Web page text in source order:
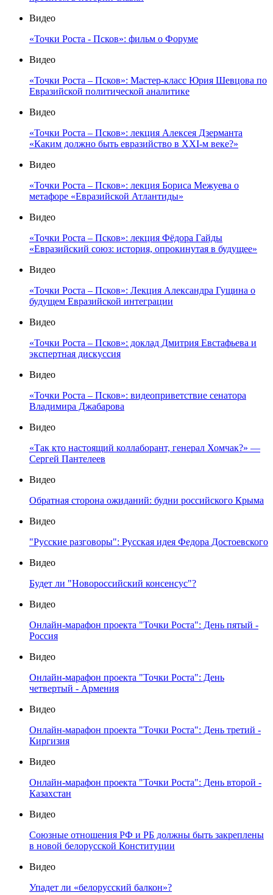
Видео
«Точки Роста - Псков»: фильм о Форуме
Видео
«Точки Роста – Псков»: Мастер-класс Юрия Шевцова по
Евразийской политической аналитике
Видео
«Точки Роста – Псков»: лекция Алексея Дзерманта
«Каким должно быть евразийство в XXI-м веке?»
Видео
«Точки Роста – Псков»: лекция Бориса Межуева о
метафоре «Евразийской Атлантиды»
Видео
«Точки Роста – Псков»: лекция Фёдора Гайды
«Евразийский союз: история, опрокинутая в будущее»
Видео
«Точки Роста – Псков»: Лекция Александра Гущина о
будущем Евразийской интеграции
Видео
«Точки Роста – Псков»: доклад Дмитрия Евстафьева и
экспертная дискуссия
Видео
«Точки Роста – Псков»: видеоприветствие сенатора
Владимира Джабарова
Видео
«Так кто настоящий коллаборант, генерал Хомчак?» —
Сергей Пантелеев
Видео
Обратная сторона ожиданий: будни российского Крыма
Видео
"Русские разговоры": Русская идея Федора Достоевского
Видео
Будет ли "Новороссийский консенсус"?
Видео
Онлайн-марафон проекта "Точки Роста": День пятый -
Россия
Видео
Онлайн-марафон проекта "Точки Роста": День
четвертый - Армения
Видео
Онлайн-марафон проекта "Точки Роста": День третий -
Киргизия
Видео
Онлайн-марафон проекта "Точки Роста": День второй -
Казахстан
Видео
Союзные отношения РФ и РБ должны быть закреплены
в новой белорусской Конституции
Видео
Упадет ли «белорусский балкон»?